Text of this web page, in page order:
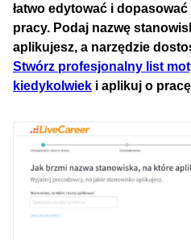
łatwo edytować i
pracy. Podaj nazwę
aplikujesz, a narzędzie
Stwórz profesjonalny list
kiedykolwiek i aplikuj o